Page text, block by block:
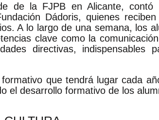
de la FJPB en Alicante, contó
Dádoris, quienes
A lo largo de una semana, los
clave como la
directivas, indispensables
que tendrá lugar cada
el desarrollo formativo de los